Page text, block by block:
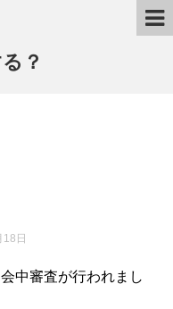
？
18日
中審査が行われまし